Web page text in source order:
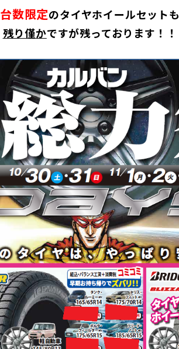
台数限定のタイヤホイールセットも
残り僅かですが残っております！！